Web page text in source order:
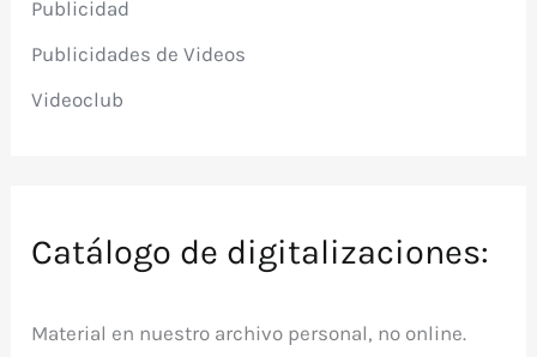
Publicidad
Publicidades de Videos
Videoclub
Catálogo de digitalizaciones:
Material en nuestro archivo personal, no online.